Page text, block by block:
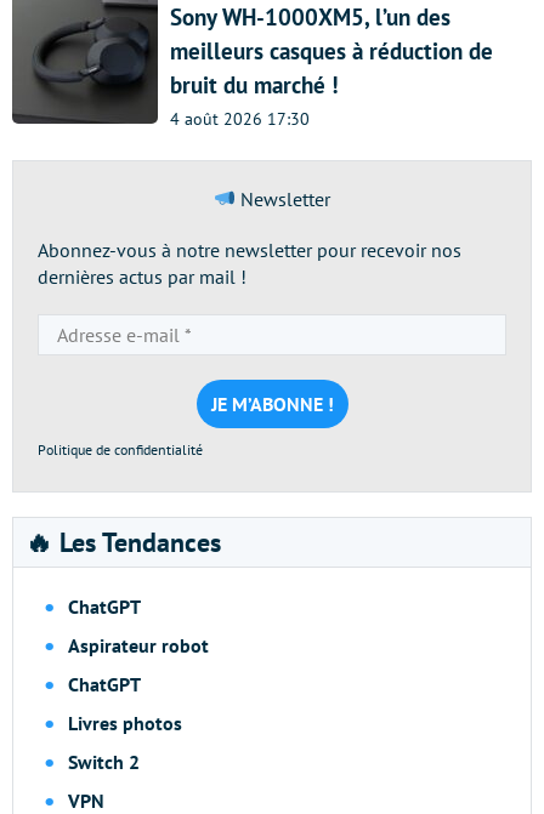
Sony WH-1000XM5, l’un des
meilleurs casques à réduction de
bruit du marché !
4 août 2026 17:30
Newsletter
Abonnez-vous à notre newsletter pour recevoir nos
dernières actus par mail !
e-
mail
*
Politique de confidentialité
🔥 Les Tendances
ChatGPT
Aspirateur robot
ChatGPT
Livres photos
Switch 2
VPN